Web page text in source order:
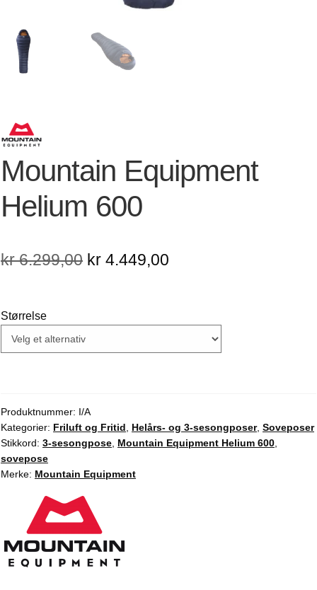
Mountain Equipment
Helium 600
kr6.299,00 Opprinnelig
kr 4.449,00
kr 4.449,00.
Størrelse
Produktnummer: I/A
Kategorier: Friluft og Fritid, Helårs- og 3-sesongposer, Soveposer
Stikkord: 3-sesongpose, Mountain Equipment Helium 600,
sovepose
Merke: Mountain Equipment